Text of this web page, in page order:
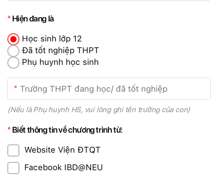
Hiện đang là
Học sinh lớp 12
Đã tốt nghiệp THPT
Phụ huynh học sinh
(Nếu là Phụ huynh HS, vui lòng ghi tên trường của con)
Biết thông tin về chương trình từ:
Website Viện ĐTQT
Facebook IBD@NEU